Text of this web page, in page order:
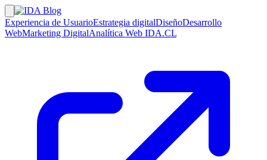
Experiencia de UsuarioEstrategia digitalDiseñoDesarrollo
WebMarketing DigitalAnalítica Web IDA.CL